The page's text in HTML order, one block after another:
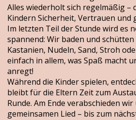
Alles wiederholt sich regelmäßig –
Kindern Sicherheit, Vertrauen und
Im letzten Teil der Stunde wird es
spannend: Wir baden und
Kastanien, Nudeln, Sand, Stroh
einfach in allem, was Spaß macht
anregt!
Während die Kinder spielen,
bleibt für die Eltern Zeit zum
Runde. Am Ende verabschieden
gemeinsamen Lied – bis zum